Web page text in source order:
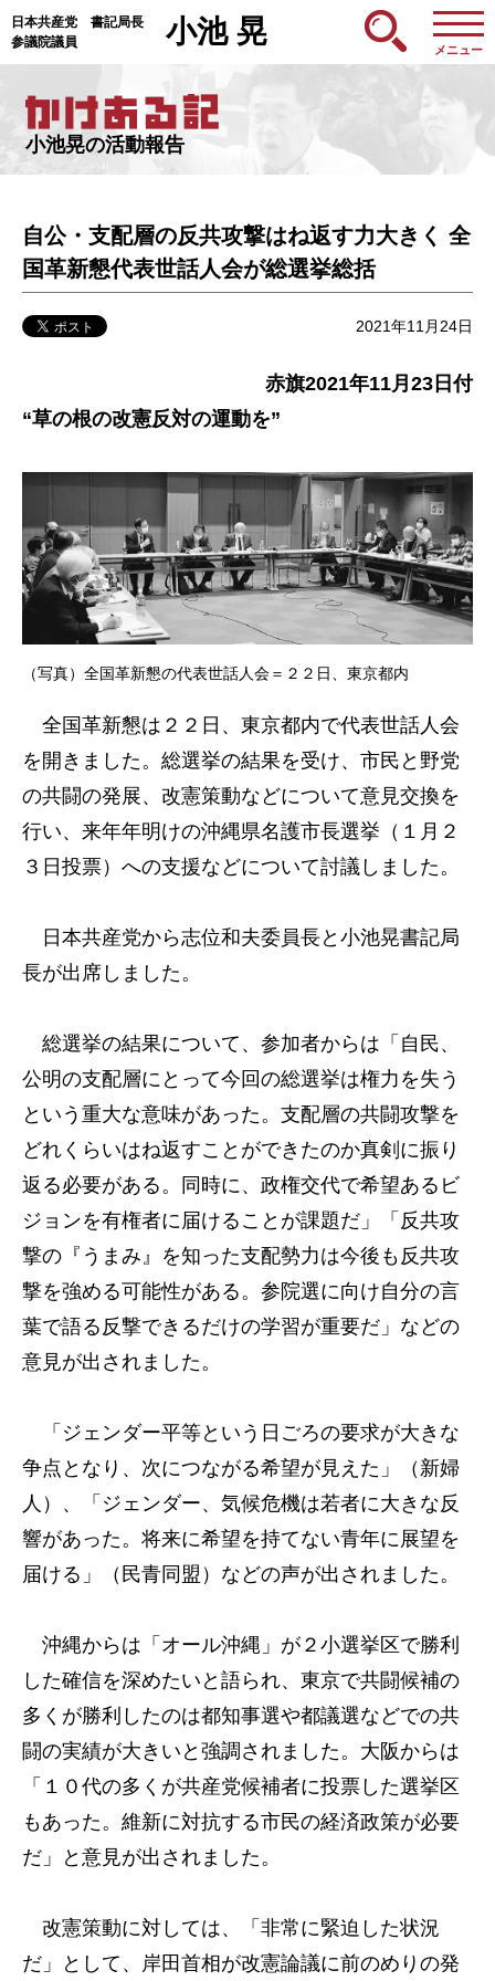
日本共産党 書記局長
参議院議員
小池 晃
メニュー
小池晃の活動報告
自公・支配層の反共攻撃はね返す力大きく 全
国革新懇代表世話人会が総選挙総括
2021年11月24日
赤旗2021年11月23日付
“草の根の改憲反対の運動を”
（写真）全国革新懇の代表世話人会＝２２日、東京都内
全国革新懇は２２日、東京都内で代表世話人会
を開きました。総選挙の結果を受け、市民と野党
の共闘の発展、改憲策動などについて意見交換を
行い、来年年明けの沖縄県名護市長選挙（１月２
３日投票）への支援などについて討議しました。
日本共産党から志位和夫委員長と小池晃書記局
長が出席しました。
総選挙の結果について、参加者からは「自民、
公明の支配層にとって今回の総選挙は権力を失う
という重大な意味があった。支配層の共闘攻撃を
どれくらいはね返すことができたのか真剣に振り
返る必要がある。同時に、政権交代で希望あるビ
ジョンを有権者に届けることが課題だ」「反共攻
撃の『うまみ』を知った支配勢力は今後も反共攻
撃を強める可能性がある。参院選に向け自分の言
葉で語る反撃できるだけの学習が重要だ」などの
意見が出されました。
「ジェンダー平等という日ごろの要求が大きな
争点となり、次につながる希望が見えた」（新婦
人）、「ジェンダー、気候危機は若者に大きな反
響があった。将来に希望を持てない青年に展望を
届ける」（民青同盟）などの声が出されました。
沖縄からは「オール沖縄」が２小選挙区で勝利
した確信を深めたいと語られ、東京で共闘候補の
多くが勝利したのは都知事選や都議選などでの共
闘の実績が大きいと強調されました。大阪からは
「１０代の多くが共産党候補者に投票した選挙区
もあった。維新に対抗する市民の経済政策が必要
だ」と意見が出されました。
改憲策動に対しては、「非常に緊迫した状況
だ」として、岸田首相が改憲論議に前のめりの発